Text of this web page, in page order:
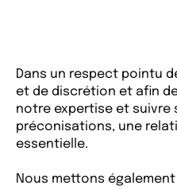
Dans un respect pointu
et de discrétion et afin
notre expertise et suivre
préconisations, une
essentielle.
Nous mettons